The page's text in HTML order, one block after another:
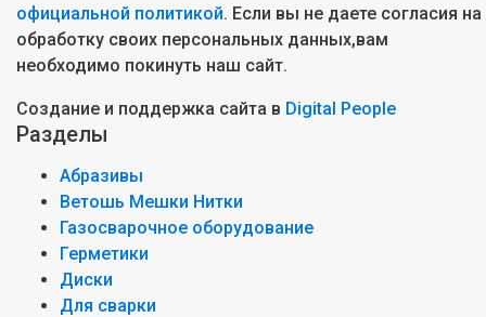
официальной политикой. Если вы не даете согласия на
обработку своих персональных данных,вам
необходимо покинуть наш сайт.
Создание и поддержка сайта в Digital People
Разделы
Абразивы
Ветошь Мешки Нитки
Газосварочное оборудование
Герметики
Диски
Для сварки